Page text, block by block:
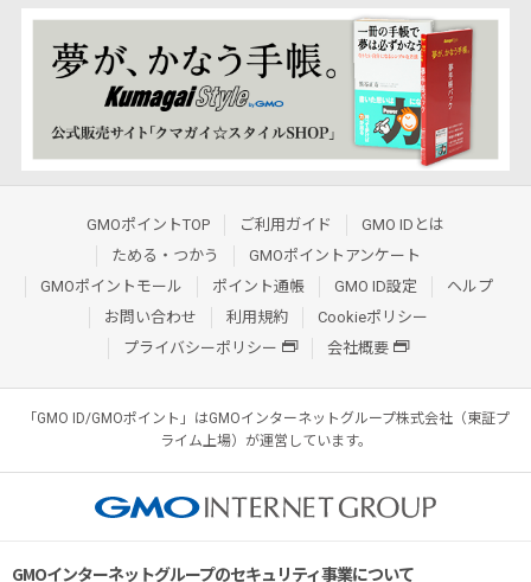
GMOポイントTOP ご利用ガイド
GMO IDとは
ためる・つかう
GMOポイントアンケート
GMOポイントモール
ポイント通帳 GMO ID設定
ヘルプ
お問い合わせ
利用規約
Cookieポリシー
プライバシーポリシー
会社概要
「GMO ID/GMOポイント」はGMOインターネットグループ株式会社（東証プ
ライム上場）が運営しています。
GMOインターネットグループのセキュリティ事業について